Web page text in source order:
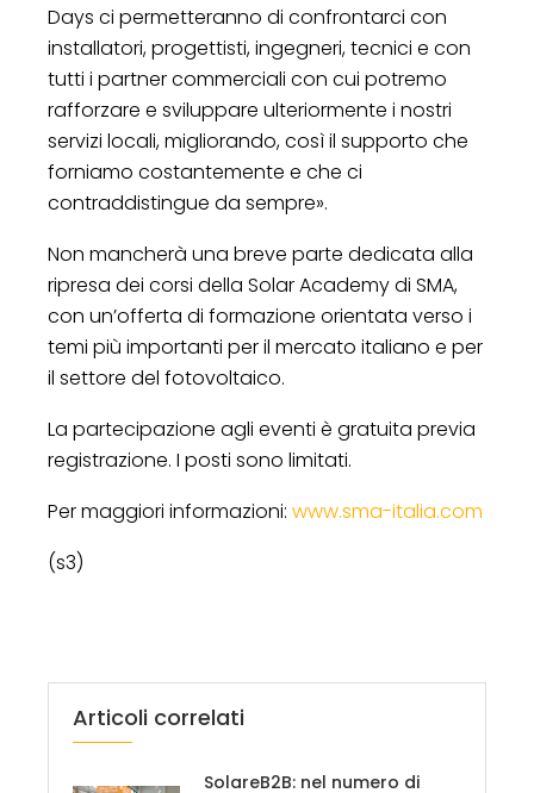
Days ci permetteranno di confrontarci con
installatori, progettisti, ingegneri, tecnici e con
tutti i partner commerciali con cui potremo
rafforzare e sviluppare ulteriormente i nostri
servizi locali, migliorando, così il supporto che
forniamo costantemente e che ci
contraddistingue da sempre».
Non mancherà una breve parte dedicata alla
ripresa dei corsi della Solar Academy di SMA,
con un’offerta di formazione orientata verso i
temi più importanti per il mercato italiano e per
il settore del fotovoltaico.
La partecipazione agli eventi è gratuita previa
registrazione. I posti sono limitati.
Per maggiori informazioni: www.sma-italia.com
(s3)
Articoli correlati
SolareB2B: nel numero di